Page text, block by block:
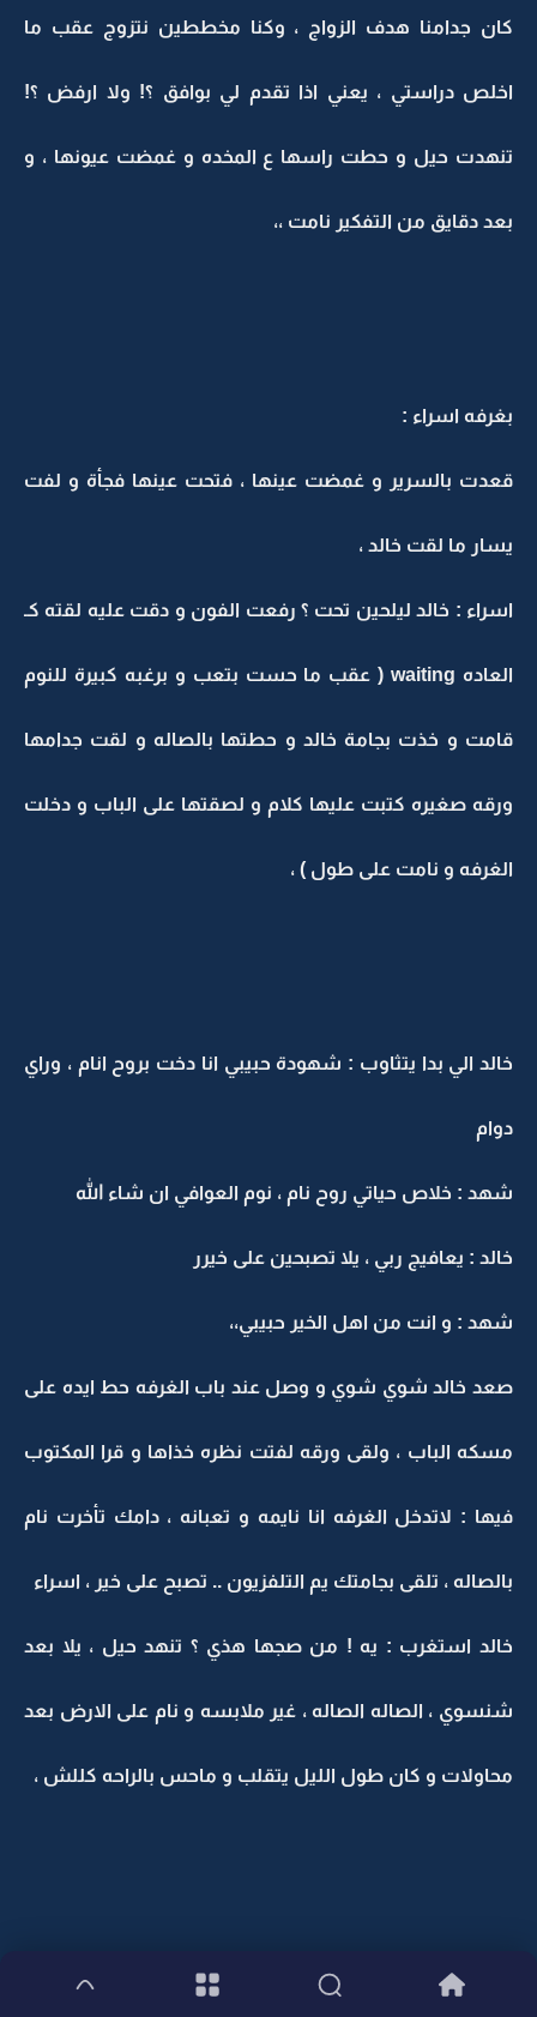
كان جدامنا هدف الزواج ، وكنا مخططين نتزوج عقب ما
اخلص دراستي ، يعني اذا تقدم لي بوافق ؟! ولا ارفض ؟!
تنهدت حيل و حطت راسها ع المخده و غمضت عيونها ، و
بعد دقايق من التفكير نامت ،،
بغرفه اسراء :
قعدت بالسرير و غمضت عينها ، فتحت عينها فجأة و لفت
يسار ما لقت خالد ،
اسراء : خالد ليلحين تحت ؟ رفعت الفون و دقت عليه لقته كـ
العاده waiting ( عقب ما حست بتعب و برغبه كبيرة للنوم
قامت و خذت بجامة خالد و حطتها بالصاله و لقت جدامها
ورقه صغيره كتبت عليها كلام و لصقتها على الباب و دخلت
الغرفه و نامت على طول ) ،
خالد الي بدا يتثاوب : شهودة حبيبي انا دخت بروح انام ، وراي
دوام
شهد : خلاص حياتي روح نام ، نوم العوافي ان شاء الله
خالد : يعافيج ربي ، يلا تصبحين على خيرر
شهد : و انت من اهل الخير حبيبي،،
صعد خالد شوي شوي و وصل عند باب الغرفه حط ايده على
مسكه الباب ، ولقى ورقه لفتت نظره خذاها و قرا المكتوب
فيها : لاتدخل الغرفه انا نايمه و تعبانه ، دامك تأخرت نام
بالصاله ، تلقى بجامتك يم التلفزيون .. تصبح على خير ، اسراء
خالد استغرب : يه ! من صجها هذي ؟ تنهد حيل ، يلا بعد
شنسوي ، الصاله الصاله ، غير ملابسه و نام على الارض بعد
محاولات و كان طول الليل يتقلب و ماحس بالراحه كللش ،
و الصبح ،،